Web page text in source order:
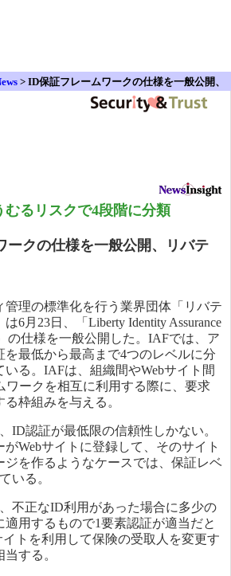
> ID保証フレームワークの仕様を一般公開、
るリスクで4段階に分類
ークの仕様を一般公開、リバテ
理の標準化を行う業界団体「リバテ
6月23日、「Liberty Identity Assurance
の仕様を一般公開した。IAFでは、ア
を最低から最高まで4つのレベルに分
いる。IAFは、組織間やWebサイト間
ワークを相互に利用する際に、要求
枠組みを与える。
ID認証が最低限の信頼性しかない。
Webサイトに登録して、そのサイト
ジを作るようなケースでは、保証レベ
いる。
不正なID利用があった場合に多少の
適用するもので1要素認証が適当だと
イトを利用して保険の受取人を変更す
する。